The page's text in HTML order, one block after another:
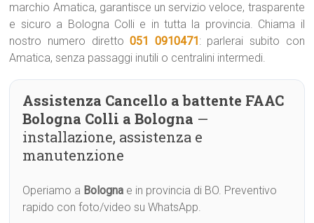
marchio Amatica, garantisce un servizio veloce, trasparente
e sicuro a Bologna Colli e in tutta la provincia. Chiama il
nostro numero diretto051 0910471: parlerai subito con
Amatica, senza passaggi inutili o centralini intermedi.
Assistenza Cancello a battente FAAC
Bologna Colli a Bologna —
installazione, assistenza e
manutenzione
Operiamo a Bologna e in provincia di BO. Preventivo
rapido con foto/video su WhatsApp.